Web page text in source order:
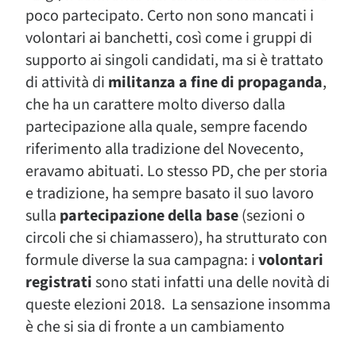
poco partecipato. Certo non sono mancati i
volontari ai banchetti, così come i gruppi di
supporto ai singoli candidati, ma si è trattato
di attività di militanza a fine di propaganda,
che ha un carattere molto diverso dalla
partecipazione alla quale, sempre facendo
riferimento alla tradizione del Novecento,
eravamo abituati. Lo stesso PD, che per storia
e tradizione, ha sempre basato il suo lavoro
sulla partecipazione della base(sezioni o
circoli che si chiamassero), ha strutturato con
formule diverse la sua campagna: ivolontari
registratisono stati infatti una delle novità di
queste elezioni 2018. La sensazione insomma
è che si sia di fronte a un cambiamento